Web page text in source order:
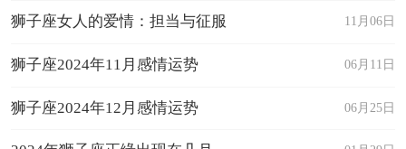
11月06日
狮子座女人的爱情：担当与征服
06月11日
狮子座2024年11月感情运势
06月25日
狮子座2024年12月感情运势